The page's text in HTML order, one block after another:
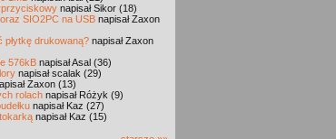
napisał Sikor (18)
SIO2PC na USB napisał Zaxon
płytkę drukowaną? napisał Zaxon
576kB napisał Asal (36)
napisał scalak (29)
Zaxon (13)
rolach napisał Różyk (9)
napisał Kaz (27)
napisał Kaz (15)